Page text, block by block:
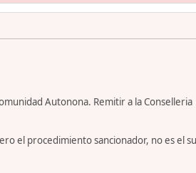
Autonona. Remitir a la
el procedimiento sancionador, no es el